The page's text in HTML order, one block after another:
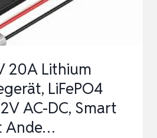
20A Lithium
LiFePO4
AC-DC, Smart
Ande…